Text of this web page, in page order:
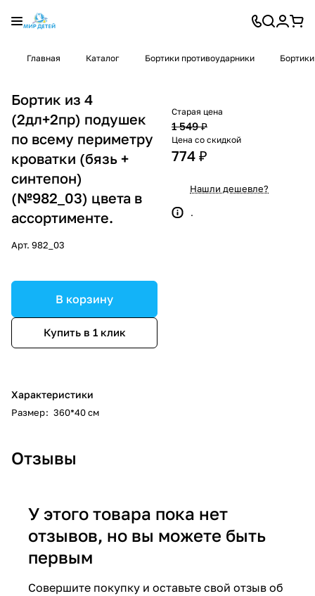
Главная Каталог Бортики противоударники
Бортик из 4
(2дл+2пр) подушек
по всему периметру
кроватки (бязь +
синтепон)
(№982_03) цвета в
ассортименте.
Арт. 982_03
В корзину
Купить в 1 клик
Характеристики
Размер: 360*40 см
Старая цена
1 549 ₽
Цена со скидкой
774 ₽
Нашли дешевле?
.
Отзывы
У этого товара пока нет
отзывов, но вы можете быть
первым
Совершите покупку и оставьте свой отзыв об